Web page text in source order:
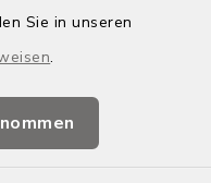
Sie in unseren
.